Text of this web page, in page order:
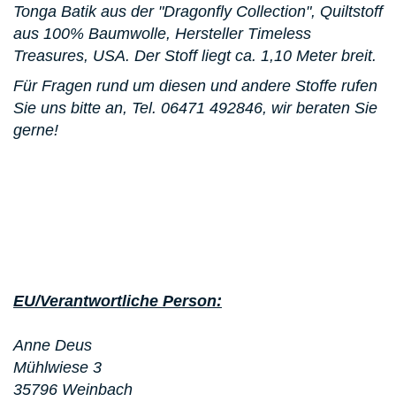
Tonga Batik aus der "Dragonfly Collection", Quiltstoff
aus 100% Baumwolle, Hersteller Timeless
Treasures, USA. Der Stoff liegt ca. 1,10 Meter breit.
Für Fragen rund um diesen und andere Stoffe rufen
Sie uns bitte an, Tel. 06471 492846, wir beraten Sie
gerne!
EU/Verantwortliche Person:
Anne Deus
Mühlwiese 3
35796 Weinbach